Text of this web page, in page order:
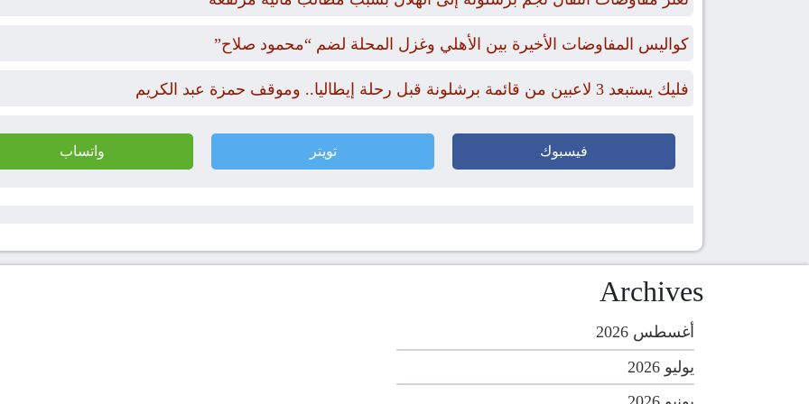
كواليس المفاوضات الأخيرة بين الأهلي وغزل المحلة لضم “محمود صلاح”
فليك يستبعد 3 لاعبين من قائمة برشلونة قبل رحلة إيطاليا.. وموقف حمزة عبد الكريم
فيسبوك تويتر واتساب
Archives
أغسطس 2026
يوليو 2026